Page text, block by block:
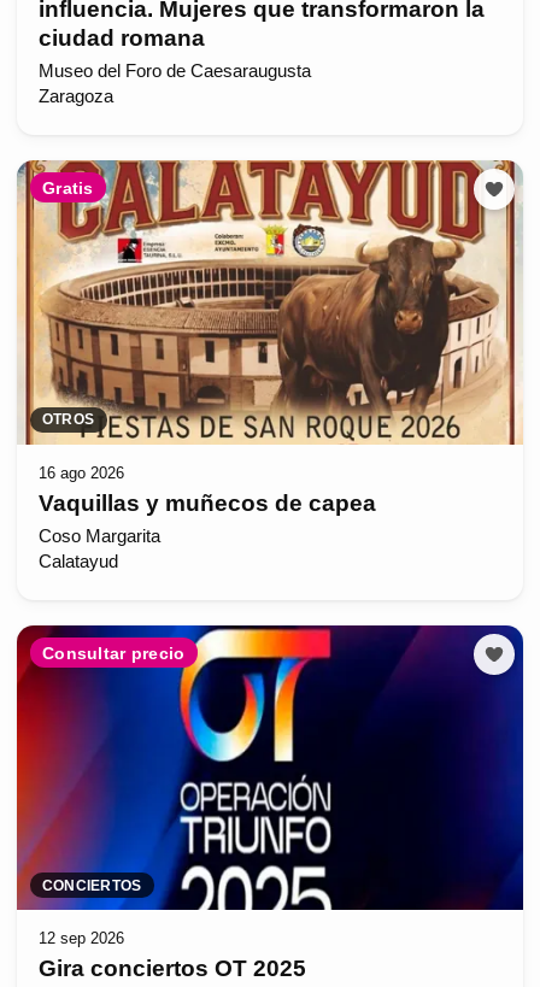
influencia. Mujeres que transformaron la
ciudad romana
Museo del Foro de Caesaraugusta
Zaragoza
Gratis
OTROS
16 ago 2026
Vaquillas y muñecos de capea
Coso Margarita
Calatayud
Consultar precio
CONCIERTOS
12 sep 2026
Gira conciertos OT 2025